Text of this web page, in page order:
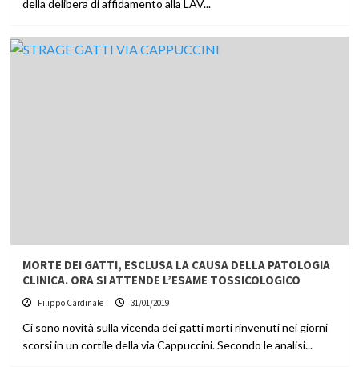
della delibera di affidamento alla LAV...
MORTE DEI GATTI, ESCLUSA LA CAUSA DELLA PATOLOGIA
CLINICA. ORA SI ATTENDE L’ESAME TOSSICOLOGICO
Filippo Cardinale 31/01/2019
Ci sono novità sulla vicenda dei gatti morti rinvenuti nei giorni
scorsi in un cortile della via Cappuccini. Secondo le analisi...